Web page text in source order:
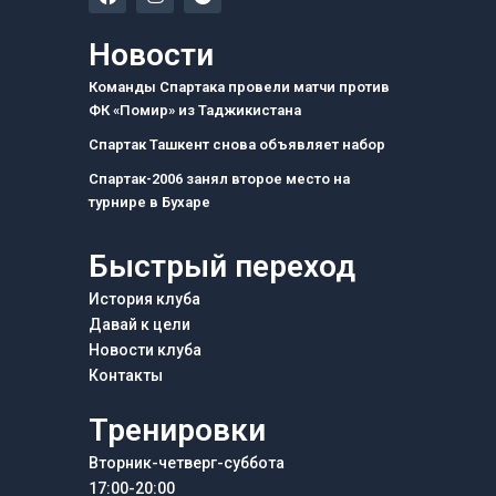
e
b
o
k
a
g
r
a
m
g
a
m
Новости
Команды Спартака провели матчи против
ФК «Помир» из Таджикистана
Спартак Ташкент снова объявляет набор
Спартак-2006 занял второе место на
турнире в Бухаре
Быстрый переход
История клуба
Давай к цели
Новости клуба
Контакты
Тренировки
Вторник-четверг-суббота
17:00-20:00